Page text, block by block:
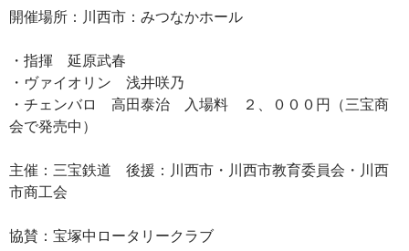
開催場所：川西市：みつなかホール
・指揮 延原武春
・ヴァイオリン 浅井咲乃
・チェンバロ 高田泰治 入場料 ２、０００円（三宝商
会で発売中）
主催：三宝鉄道 後援：川西市・川西市教育委員会・川西
市商工会
協賛：宝塚中ロータリークラブ